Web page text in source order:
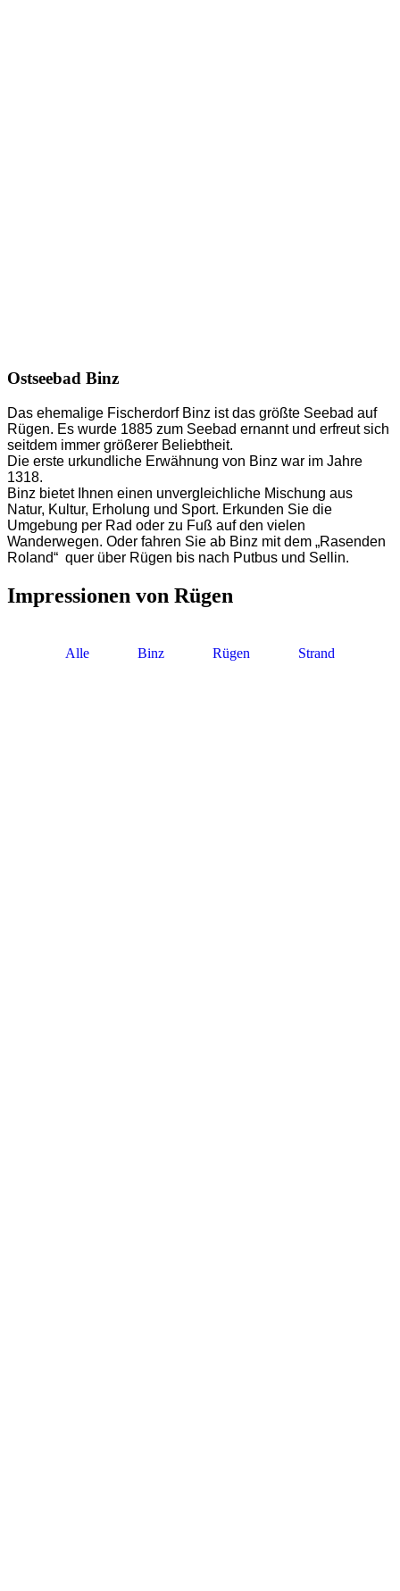
Ostseebad Binz
Das ehemalige Fischerdorf Binz ist das größte Seebad auf
Rügen. Es wurde 1885 zum Seebad ernannt und erfreut sich
seitdem immer größerer Beliebtheit.
Die erste urkundliche Erwähnung von Binz war im Jahre
1318.
Binz bietet Ihnen einen unvergleichliche Mischung aus
Natur, Kultur, Erholung und Sport. Erkunden Sie die
Umgebung per Rad oder zu Fuß auf den vielen
Wanderwegen. Oder fahren Sie ab Binz mit dem „Rasenden
Roland“ quer über Rügen bis nach Putbus und Sellin.
Impressionen von Rügen
Alle Binz Rügen Strand